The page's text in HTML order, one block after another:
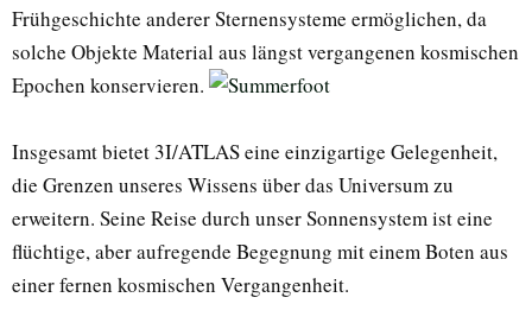
Frühgeschichte anderer Sternensysteme ermöglichen, da
solche Objekte Material aus längst vergangenen kosmischen
Epochen konservieren.
Insgesamt bietet 3I/ATLAS eine einzigartige Gelegenheit,
die Grenzen unseres Wissens über das Universum zu
erweitern. Seine Reise durch unser Sonnensystem ist eine
flüchtige, aber aufregende Begegnung mit einem Boten aus
einer fernen kosmischen Vergangenheit.